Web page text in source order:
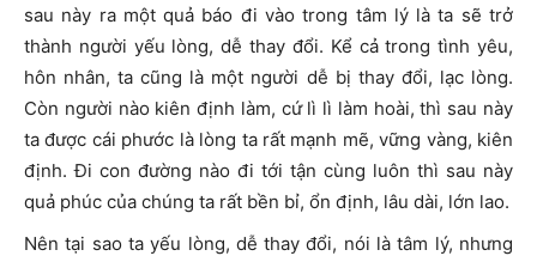
sau này ra một quả báo đi vào trong tâm lý là ta sẽ trở
thành người yếu lòng, dễ thay đổi. Kể cả trong tình yêu,
hôn nhân, ta cũng là một người dễ bị thay đổi, lạc lòng.
Còn người nào kiên định làm, cứ lì lì làm hoài, thì sau này
ta được cái phước là lòng ta rất mạnh mẽ, vững vàng, kiên
định. Đi con đường nào đi tới tận cùng luôn thì sau này
quả phúc của chúng ta rất bền bỉ, ổn định, lâu dài, lớn lao.
Nên tại sao ta yếu lòng, dễ thay đổi, nói là tâm lý, nhưng